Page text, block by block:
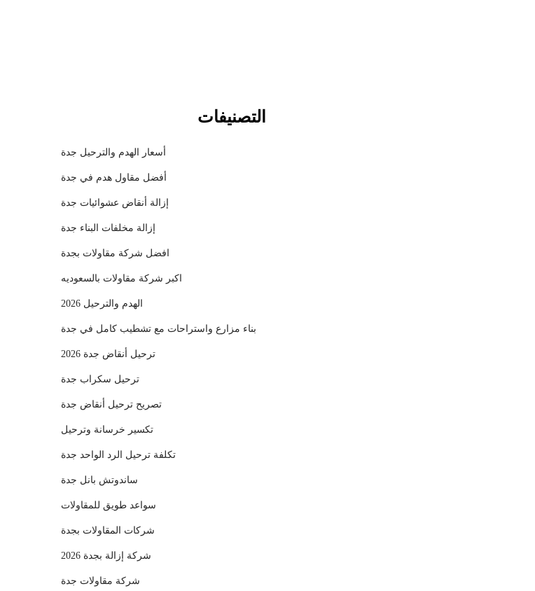
التصنيفات
أسعار الهدم والترحيل جدة
أفضل مقاول هدم في جدة
إزالة أنقاض عشوائيات جدة
إزالة مخلفات البناء جدة
افضل شركة مقاولات بجدة
اكبر شركة مقاولات بالسعوديه
الهدم والترحيل 2026
بناء مزارع واستراحات مع تشطيب كامل في جدة
ترحيل أنقاض جدة 2026
ترحيل سكراب جدة
تصريح ترحيل أنقاض جدة
تكسير خرسانة وترحيل
تكلفة ترحيل الرد الواحد جدة
ساندوتش بانل جدة
سواعد طويق للمقاولات
شركات المقاولات بجدة
شركة إزالة بجدة 2026
شركة مقاولات جدة